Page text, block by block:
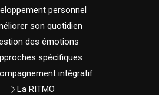
personnel
son quotidien
des émotions
spécifiques
intégratif
La RITMO